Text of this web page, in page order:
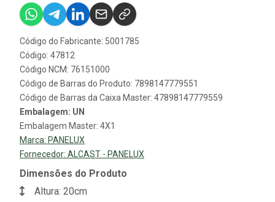
Código do Fabricante: 5001785
Código: 47812
Código NCM: 76151000
Código de Barras do Produto: 7898147779551
Código de Barras da Caixa Master: 47898147779559
Embalagem: UN
Embalagem Master: 4X1
Marca: PANELUX
Fornecedor: ALCAST - PANELUX
Dimensões do Produto
Altura: 20cm